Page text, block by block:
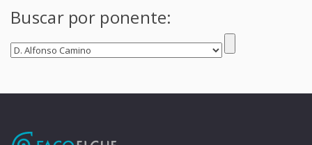
Buscar por ponente: